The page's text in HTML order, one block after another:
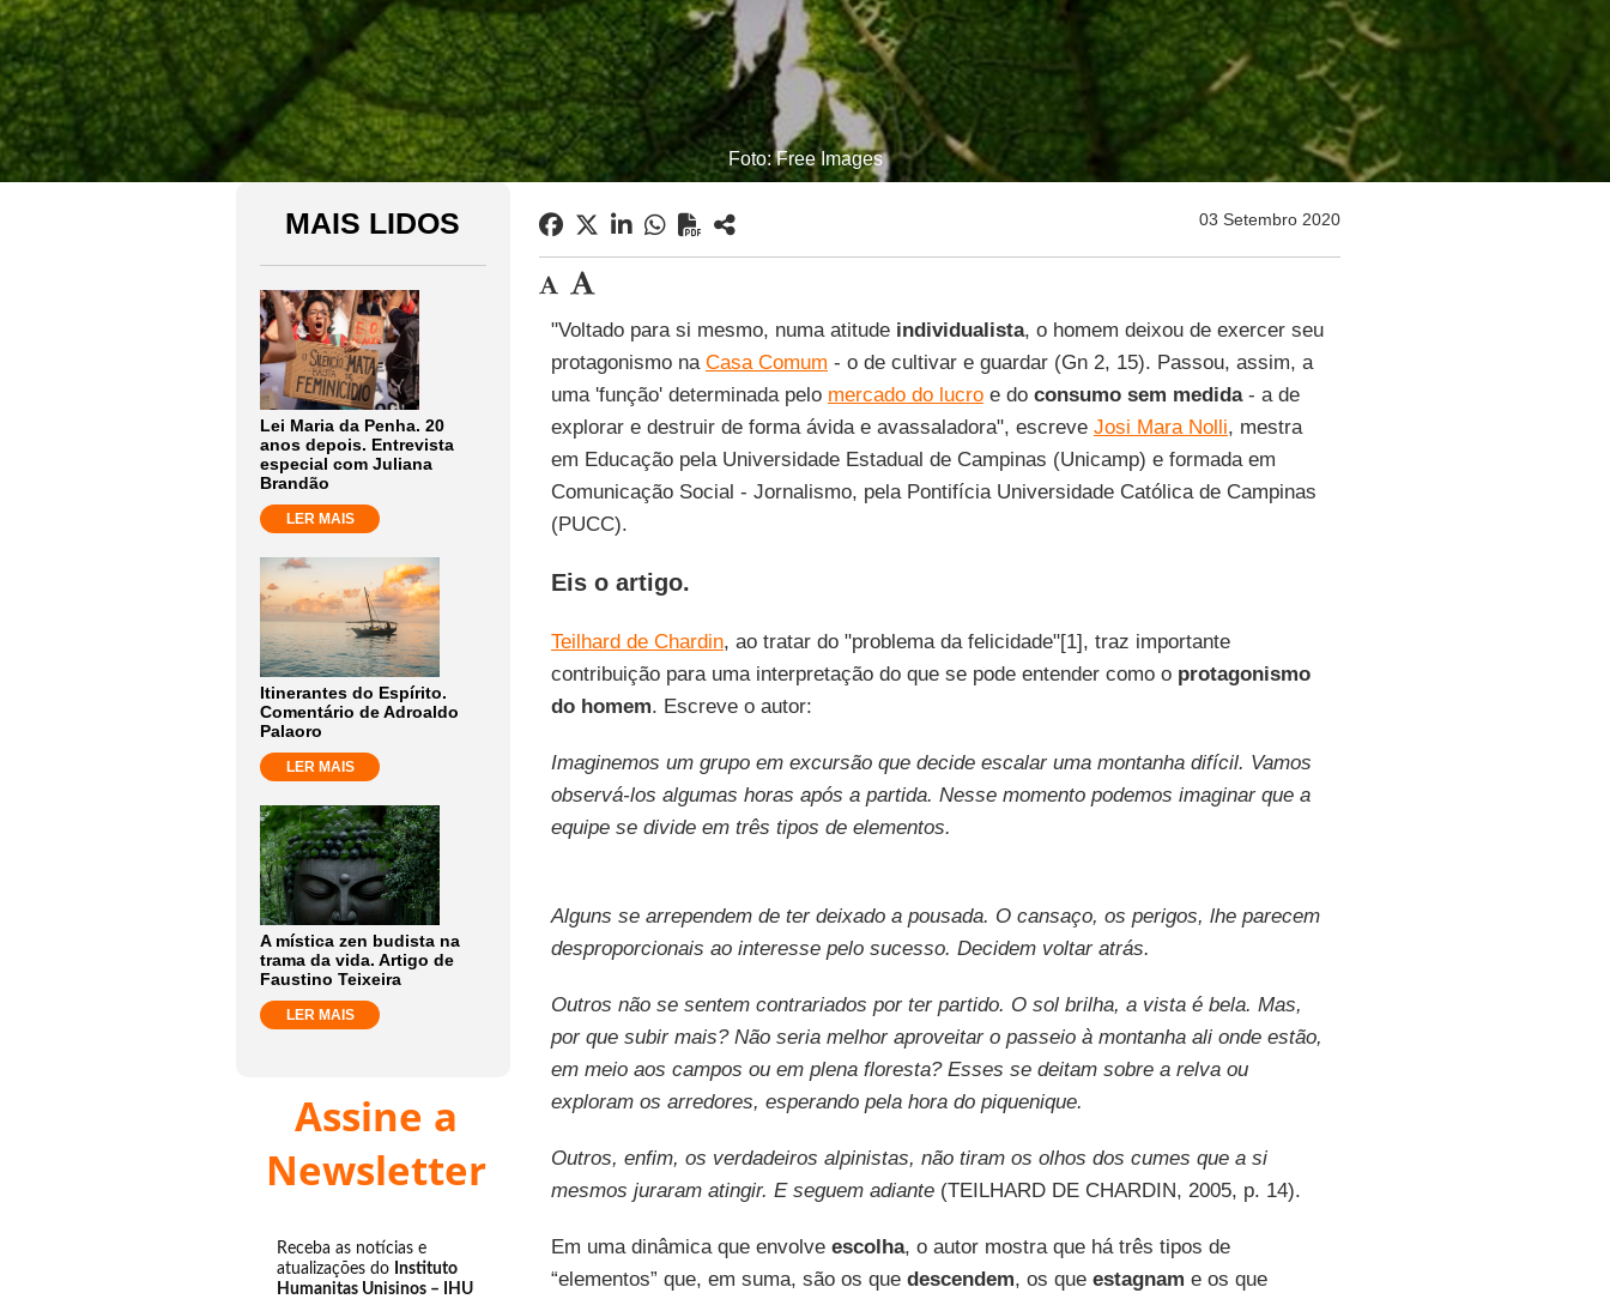
Foto: Free Images
MAIS LIDOS
Lei Maria da Penha. 20
anos depois. Entrevista
especial com Juliana
Brandão
LER MAIS
Itinerantes do Espírito.
Comentário de Adroaldo
Palaoro
LER MAIS
A mística zen budista na
trama da vida. Artigo de
Faustino Teixeira
LER MAIS
Assine a
Newsletter
Receba as notícias e
atualizações do Instituto
Humanitas Unisinos – IHU
03 Setembro 2020
"Voltado para si mesmo, numa atitude individualista, o homem deixou de exercer seu
protagonismo na Casa Comum - o de cultivar e guardar (Gn 2, 15). Passou, assim, a
uma 'função' determinada pelo mercado do lucroe do consumo sem medida- a de
explorar e destruir de forma ávida e avassaladora", escreve Josi Mara Nolli, mestra
em Educação pela Universidade Estadual de Campinas (Unicamp) e formada em
Comunicação Social - Jornalismo, pela Pontifícia Universidade Católica de Campinas
(PUCC).
Eis o artigo.
Teilhard de Chardin, ao tratar do "problema da felicidade"[1], traz importante
contribuição para uma interpretação do que se pode entender como oprotagonismo
do homem. Escreve o autor:
Imaginemos um grupo em excursão que decide escalar uma montanha difícil. Vamos
observá-los algumas horas após a partida. Nesse momento podemos imaginar que a
equipe se divide em três tipos de elementos.
Alguns se arrependem de ter deixado a pousada. O cansaço, os perigos, lhe parecem
desproporcionais ao interesse pelo sucesso. Decidem voltar atrás.
Outros não se sentem contrariados por ter partido. O sol brilha, a vista é bela. Mas,
por que subir mais? Não seria melhor aproveitar o passeio à montanha ali onde estão,
em meio aos campos ou em plena floresta? Esses se deitam sobre a relva ou
exploram os arredores, esperando pela hora do piquenique.
Outros, enfim, os verdadeiros alpinistas, não tiram os olhos dos cumes que a si
mesmos juraram atingir. E seguem adiante(TEILHARD DE CHARDIN, 2005, p. 14).
Em uma dinâmica que envolve escolha, o autor mostra que há três tipos de
“elementos” que, em suma, são os que descendem, os que estagnam e os que